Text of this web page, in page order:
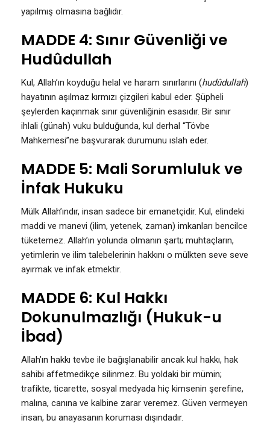
yapılmış olmasına bağlıdır.
MADDE 4: Sınır Güvenliği ve
Hudûdullah
Kul, Allah’ın koyduğu helal ve haram sınırlarını (hudûdullah)
hayatının aşılmaz kırmızı çizgileri kabul eder. Şüpheli
şeylerden kaçınmak sınır güvenliğinin esasıdır. Bir sınır
ihlali (günah) vuku bulduğunda, kul derhal “Tövbe
Mahkemesi”ne başvurarak durumunu ıslah eder.
MADDE 5: Mali Sorumluluk ve
İnfak Hukuku
Mülk Allah’ındır, insan sadece bir emanetçidir. Kul, elindeki
maddi ve manevi (ilim, yetenek, zaman) imkanları bencilce
tüketemez. Allah’ın yolunda olmanın şartı; muhtaçların,
yetimlerin ve ilim talebelerinin hakkını o mülkten seve seve
ayırmak ve infak etmektir.
MADDE 6: Kul Hakkı
Dokunulmazlığı (Hukuk-u
İbad)
Allah’ın hakkı tevbe ile bağışlanabilir ancak kul hakkı, hak
sahibi affetmedikçe silinmez. Bu yoldaki bir mümin;
trafikte, ticarette, sosyal medyada hiç kimsenin şerefine,
malına, canına ve kalbine zarar veremez. Güven vermeyen
insan, bu anayasanın koruması dışındadır.